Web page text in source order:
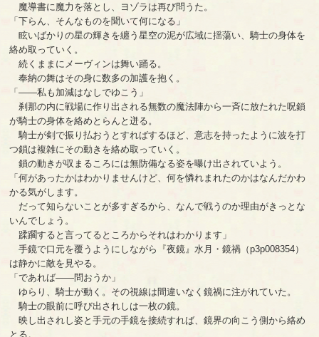
魔導書に魔力を落とし、ヨゾラは再び問うた。
「下らん、そんなものを聞いて何になる」
眩いばかりの星の輝きを纏う星空の泥が広域に揺蕩い、騎士の身体を
絡め取っていく。
続くままにメーヴィンは舞い踊る。
奉納の舞はその身に数多の加護を抱く。
「――私も加減はなしでゆこう」
刹那の内に戦場に作り出される無数の魔法陣から一斉に放たれた呪鎖
が騎士の身体を絡めとらんと迸る。
騎士が剣で振り払おうとすればするほど、意志を持ったように波を打
つ鎖は複雑にその動きを絡め取っていく。
鎖の動きが収まるころには無防備なる姿を曝け出されていよう。
「何があったかはわかりませんけど、何を憐れまれたのかはなんだかわ
かる気がします。
だって知らないことが多すぎるから、なんで戦うのか理由がきっとな
いんでしょう。
蹂躙すると言ってるところからそれはわかります」
手鏡で口元を覆うようにしながら『夜鏡』水月・鏡禍（p3p008354）
は静かに敵を見やる。
「であれば――問おうか」
ゆらり、騎士が動く。その視線は間違いなく鏡禍に注がれていた。
騎士の眼前に呼び出されしは一枚の鏡。
映し出されし姿と手元の手鏡を接続すれば、鏡界の向こう側から絡め
とる。